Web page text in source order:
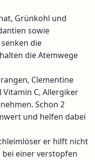
Grünkohl und
sowie
die
die Atemwege
Clementine
C, Allergiker
Schon 2
und helfen dabei
er hilft nicht
einer verstopfen